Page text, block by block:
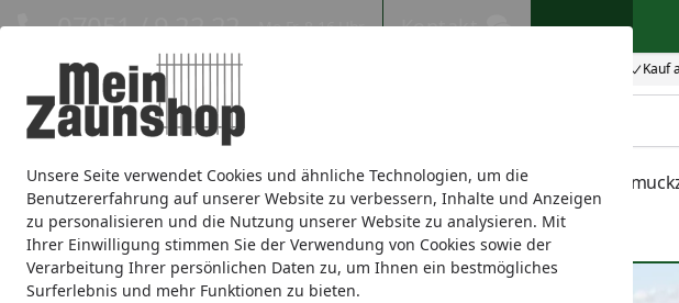
Unsere Seite verwendet Cookies und ähnliche Technologien, um die
Benutzererfahrung auf unserer Website zu verbessern, Inhalte und Anzeigen
zu personalisieren und die Nutzung unserer Website zu analysieren. Mit
Ihrer Einwilligung stimmen Sie der Verwendung von Cookies sowie der
Verarbeitung Ihrer persönlichen Daten zu, um Ihnen ein bestmögliches
Surferlebnis und mehr Funktionen zu bieten.
Eigene Montage-Teams Kauf
07051 / 9 22 22 Mo-Fr. 8-16 Uhr Kontakt
Sichtschutz Doppelstabmatte Zaunsets Gabionen Einstabmatten
Zaunmarken